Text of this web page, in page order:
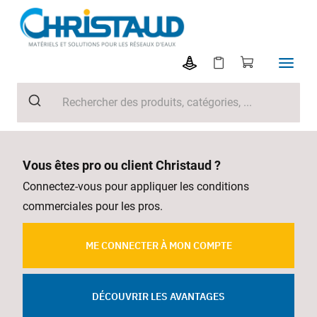
Vous êtes pro ou client Christaud ?
Connectez-vous pour appliquer les conditions
commerciales pour les pros.
ME CONNECTER À MON COMPTE
DÉCOUVRIR LES AVANTAGES